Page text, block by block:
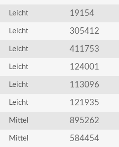
Leicht 19154
Leicht 305412
Leicht 411753
Leicht 124001
Leicht 113096
Leicht 121935
Mittel 895262
Mittel 584454